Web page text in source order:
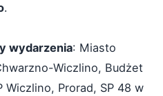
.
wydarzenia: Miasto
Wiczlino, Budżet
Wiczlino, Prorad, SP 48 w